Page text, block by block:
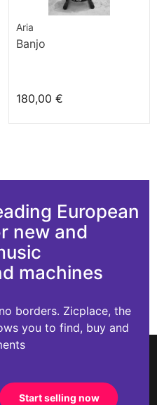
Aria
Banjo
180,00 €
European
new and
machines
borders. Zicplace, the
you to find, buy and
Start selling now